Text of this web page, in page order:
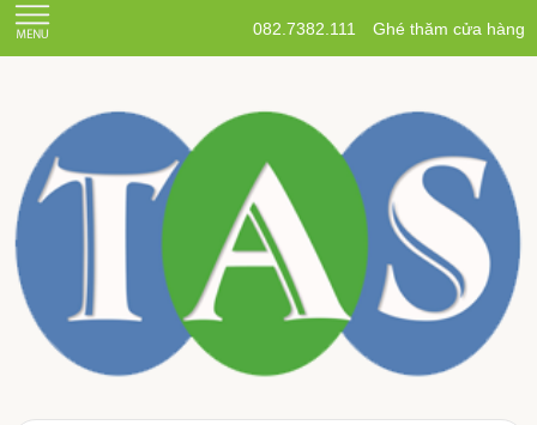
082.7382.111 Ghé thăm cửa hàng